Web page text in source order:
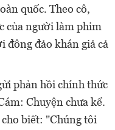
quốc. Theo cô,
của người làm phim
đông đảo khán giả cả
phản hồi chính thức
Chuyện chưa kể.
biết: "Chúng tôi